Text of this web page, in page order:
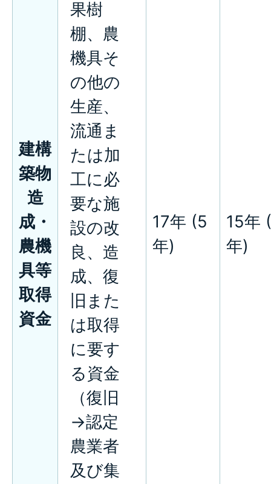
建構
築物
造
成・
農機
具等
取得
資金
果樹
棚、農
機具そ
の他の
生産、
流通ま
たは加
工に必
要な施
設の改
良、造
成、復
旧また
は取得
に要す
る資金
（復旧
→認定
農業者
及び集
17年 (5
年)
15年
年)